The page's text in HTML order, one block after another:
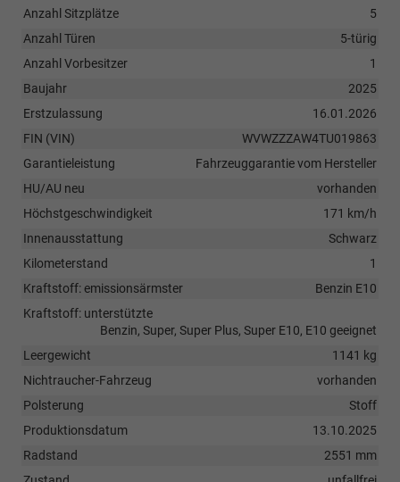
Anzahl Sitzplätze
5
Anzahl Türen
5-türig
Anzahl Vorbesitzer
1
Baujahr
2025
Erstzulassung
16.01.2026
FIN (VIN)
WVWZZZAW4TU019863
Garantieleistung
Fahrzeuggarantie vom Hersteller
HU/AU neu
vorhanden
Höchstgeschwindigkeit
171 km/h
Innenausstattung
Schwarz
Kilometerstand
1
Kraftstoff: emissionsärmster
Benzin E10
Kraftstoff: unterstützte
Benzin, Super, Super Plus, Super E10, E10 geeignet
Leergewicht
1141 kg
Nichtraucher-Fahrzeug
vorhanden
Polsterung
Stoff
Produktionsdatum
13.10.2025
Radstand
2551 mm